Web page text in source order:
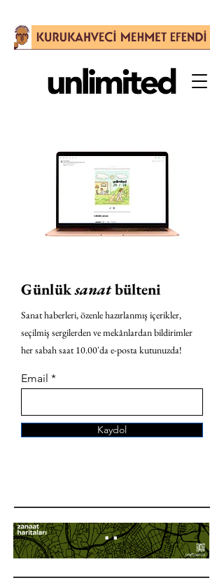
Günlüksanatbülteni
Sanat haberleri, özenle hazırlanmış içerikler,
seçilmiş sergilerden ve mekânlardan bildirimler
her sabah saat 10.00'da e-posta kutunuzda!
Email
Kaydol